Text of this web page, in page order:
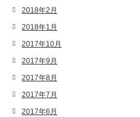
2018年2月
2018年1月
2017年10月
2017年9月
2017年8月
2017年7月
2017年6月